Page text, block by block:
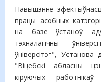
Павышэнне
працы асобных
на базе ўстаноў
тэхналагічны
ўніверсітэт", Установа
"Віцебскі абласны
кіруючых